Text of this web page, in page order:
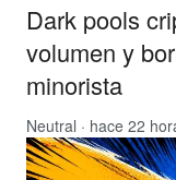
Dark pools
volumen y
minorista
Neutral · hace 22